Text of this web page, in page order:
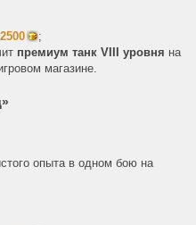
2500
;
премиум танк VIII уровня на
магазине.
опыта в одном бою на